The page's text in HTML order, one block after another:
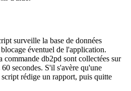
surveille la base de données
éventuel de l'application.
commande db2pd sont collectées sur
secondes. S'il s'avère qu'une
rédige un rapport, puis quitte